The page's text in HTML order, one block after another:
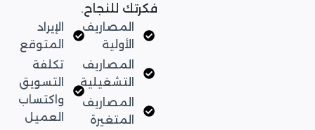
فكرتك للنجاح.
المصاريف
الأولية
المصاريف
التشغيلية
المصاريف
المتغيرة
الإيراد
المتوقع
تكلفة
التسويق
واكتساب
العميل